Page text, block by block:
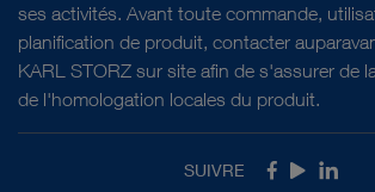
ses activités. Avant toute commande,
planification de produit, contacter
KARL STORZ sur site afin de s'assurer de
de l'homologation locales du produit.
SUIVRE Facebook
Youtube